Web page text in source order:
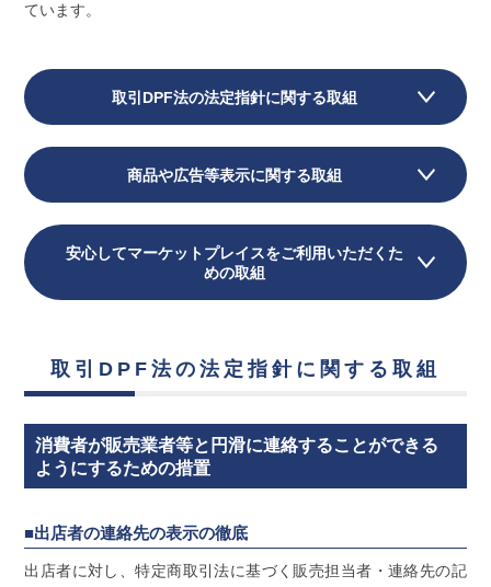
ています。
取引DPF法の法定指針に関する取組
商品や広告等表示に関する取組
安心してマーケットプレイスをご利用いただくた
めの取組
取引DPF法の法定指針に関する取組
消費者が販売業者等と円滑に連絡することができる
ようにするための措置
■出店者の連絡先の表示の徹底
出店者に対し、特定商取引法に基づく販売担当者・連絡先の記